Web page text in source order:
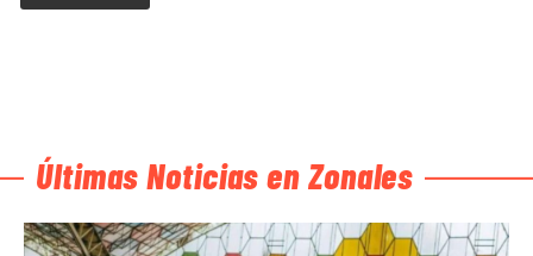
Últimas Noticias en Zonales